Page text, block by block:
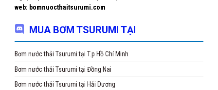
web: bomnuocthaitsurumi.com
MUA BƠM TSURUMI TẠI
Bơm nước thải Tsurumi tại T.p Hồ Chí Minh
Bơm nước thải Tsurumi tại Đồng Nai
Bơm nước thải Tsurumi tại Hải Dương